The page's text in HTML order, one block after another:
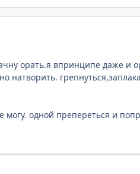
орать.я впринципе даже и
натворить.
могу. одной препереться и